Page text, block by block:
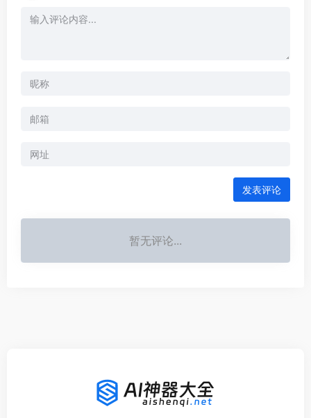
发表评论
暂无评论...